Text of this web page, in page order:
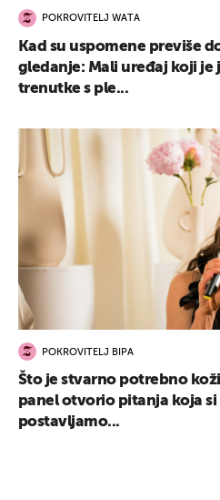
POKROVITELJ WATA
Kad su uspomene previše
gledanje: Mali uređaj koji je
trenutke s ple...
POKROVITELJ BIPA
Što je stvarno potrebno
panel otvorio pitanja koja si
postavljamo...